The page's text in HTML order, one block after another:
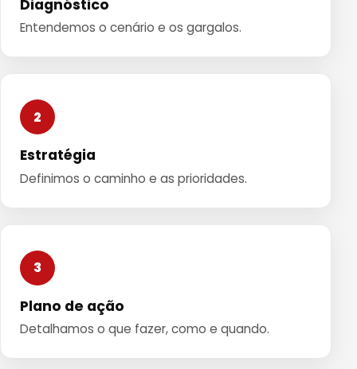
Diagnóstico
Entendemos o cenário e os gargalos.
2
Estratégia
Definimos o caminho e as prioridades.
3
Plano de ação
Detalhamos o que fazer, como e quando.